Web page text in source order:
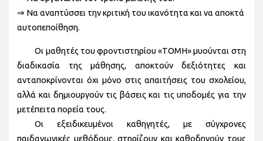
⇒ Να αναπτύσσει την κριτική του ικανότητα και να αποκτά
αυτοπεποίθηση.
Οι μαθητές του φροντιστηρίου «ΤΟΜΗ» μυούνται στη
διαδικασία της μάθησης, αποκτούν δεξιότητες και
ανταποκρίνονται όχι μόνο στις απαιτήσεις του σχολείου,
αλλά και δημιουργούν τις βάσεις και τις υποδομές για την
μετέπειτα πορεία τους.
Οι εξειδικευμένοι καθηγητές, με σύγχρονες
παιδαγωγικές μεθόδους, στηρίζουν και καθοδηγούν τους